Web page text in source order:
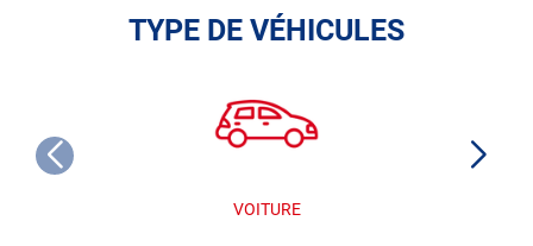
TYPE DE VÉHICULES
VOITURE